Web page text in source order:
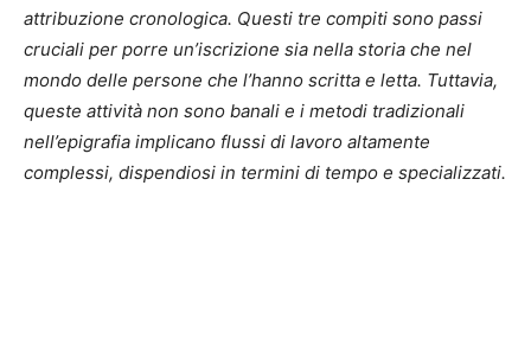
attribuzione cronologica. Questi tre compiti sono passi
cruciali per porre un’iscrizione sia nella storia che nel
mondo delle persone che l’hanno scritta e letta. Tuttavia,
queste attività non sono banali e i metodi tradizionali
nell’epigrafia implicano flussi di lavoro altamente
complessi, dispendiosi in termini di tempo e specializzati.